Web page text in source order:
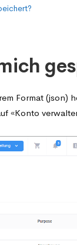
Format (json)
«Konto